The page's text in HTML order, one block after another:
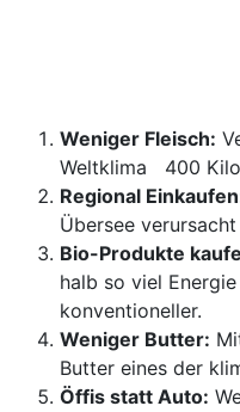
Weniger Fleisch:
Weltklima 400
Regional
Übersee
Bio-Produkte
halb so viel
konventioneller.
Weniger Butter:
Butter eines der
Öffis statt Auto: